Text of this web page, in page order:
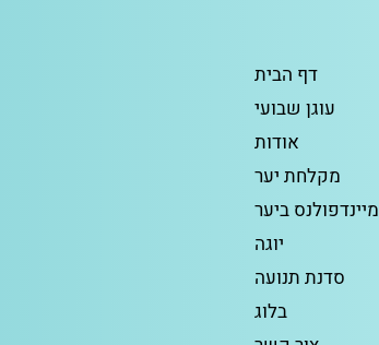
דף הבית
עוגן שבועי
אודות
מקלחת יער
מיינדפולנס ביער
יוגה
סדנת תנועה
בלוג